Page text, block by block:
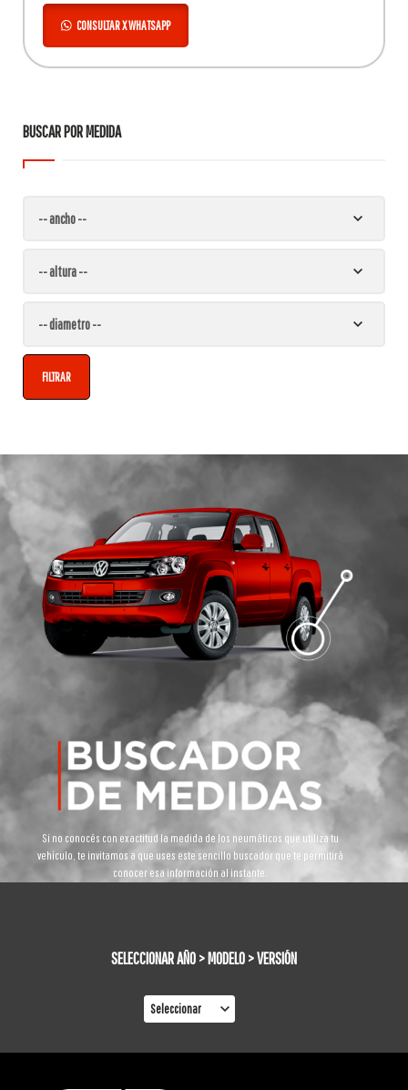
CONSULTAR X WHATSAPP
BUSCAR POR MEDIDA
FILTRAR
Si no conocés con exactitud la medida de los neumáticos que utiliza tu
vehículo, te invitamos a que uses este sencillo buscador que te permitirá
conocer esa información al instante.
SELECCIONAR AÑO > MODELO > VERSIÓN